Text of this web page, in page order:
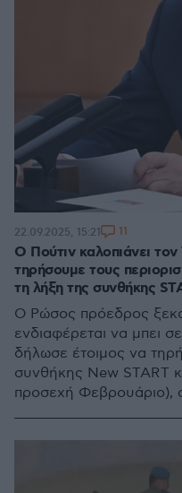
Ο Πούτιν καλοπιάνει
τηρήσουμε τους
τη λήξη της συνθήκης
Ο Ρώσος πρόεδρος
ενδιαφέρεται να μπει
δήλωσε έτοιμος να
συνθήκης New START
προσεχή Φεβρουάριο),
22.09.2025, 15:21 11